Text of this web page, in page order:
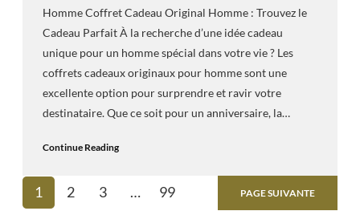
Homme Coffret Cadeau Original Homme : Trouvez le
Cadeau Parfait À la recherche d’une idée cadeau
unique pour un homme spécial dans votre vie ? Les
coffrets cadeaux originaux pour homme sont une
excellente option pour surprendre et ravir votre
destinataire. Que ce soit pour un anniversaire, la…
Continue Reading
1 2 3 … 99 PAGE SUIVANTE